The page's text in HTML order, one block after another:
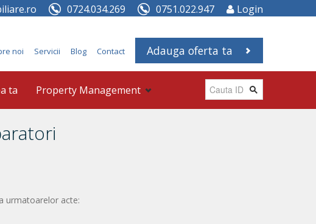
0724.034.269 0751.022.947 Login
noi Servicii Blog Contact Adauga oferta ta
ta Property Management
urmatoarelor acte: